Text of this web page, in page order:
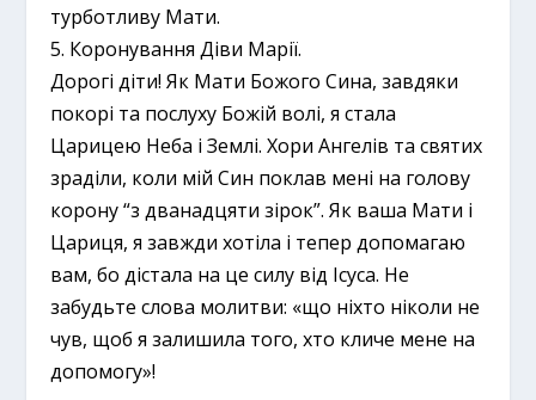
турботливу Мати.
5. Коронування Діви Марії.
Дорогі діти! Як Мати Божого Сина, завдяки
покорі та послуху Божій волі, я стала
Царицею Неба і Землі. Хори Ангелів та святих
зраділи, коли мій Син поклав мені на голову
корону “з дванадцяти зірок”. Як ваша Мати і
Цариця, я завжди хотіла і тепер допомагаю
вам, бо дістала на це силу від Ісуса. Не
забудьте слова молитви: «що ніхто ніколи не
чув, щоб я залишила того, хто кличе мене на
допомогу»!